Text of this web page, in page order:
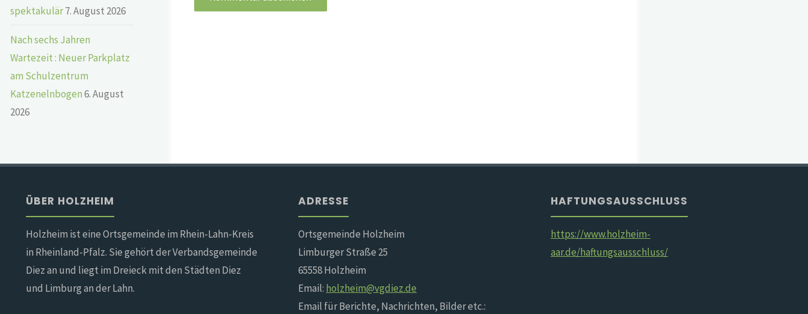
spektakulär7. August 2026
Nach sechs Jahren
Wartezeit : Neuer Parkplatz
am Schulzentrum
Katzenelnbogen6. August
2026
ÜBER HOLZHEIM
Holzheim ist eine Ortsgemeinde im Rhein-Lahn-Kreis
in Rheinland-Pfalz. Sie gehört der Verbandsgemeinde
Diez an und liegt im Dreieck mit den Städten Diez
und Limburg an der Lahn.
ADRESSE
Ortsgemeinde Holzheim
Limburger Straße 25
65558 Holzheim
Email: holzheim@vgdiez.de
Email für Berichte, Nachrichten, Bilder etc.:
HAFTUNGSAUSSCHLUSS
https://www.holzheim-
aar.de/haftungsausschluss/